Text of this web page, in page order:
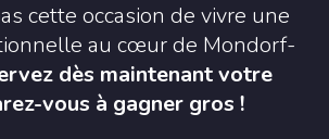
cette occasion de vivre une
au cœur de Mondorf-
dès maintenant votre
vous à gagner gros !